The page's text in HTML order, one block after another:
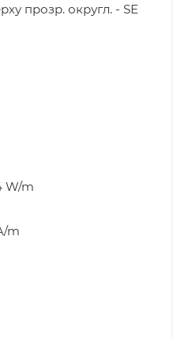
прозр. округл. - SE
W/m
m